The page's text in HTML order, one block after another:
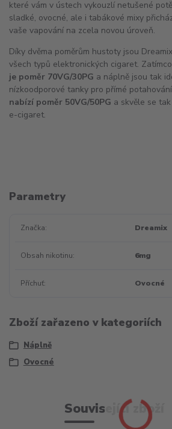
které vám v ústech vykouzlí netušené
sladké, ovocné, ale i tabákové mixy
vaše vapování na zcela novou úroveň.
Díky dvěma poměrům hustoty jsou
všech typů elektronických cigaret. Zatímco
je poměr 70VG/30PG a náplně jsou tak
nízkoodporové tanky pro přímé
nabízí poměr 50VG/50PG a skvěle se
e-cigaret.
Parametry
Značka Dreamix
Obsah nikotinu 6mg
Příchuť Ovocné
Zboží zařazeno v kategoriích
Náplně
Ovocné
Související zboží